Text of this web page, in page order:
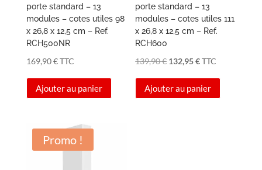
porte standard – 13
modules – cotes utiles 98
x 26,8 x 12,5 cm – Ref.
RCH500NR
169,90€TTC
Ajouter au panier
porte standard – 13
modules – cotes utiles 111
x 26,8 x 12,5 cm – Ref.
RCH600
139,90€ Le
initial
132,95€Le
actuel
TTC
Ajouter au panier
Promo !